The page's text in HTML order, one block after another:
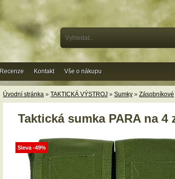
Úvodní stránka » TAKTICKÁ VÝSTROJ » Sumky » Zásobníkové
Taktická sumka PARA na
Sleva -49%
Recenze Kontakt Vše o nákupu